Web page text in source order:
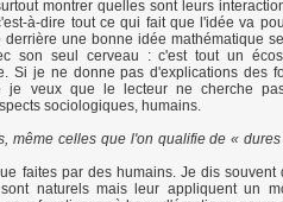
montrer quelles sont leurs
à-dire tout ce qui fait que l'idée va
une bonne idée mathématique
son seul cerveau : c'est tout un
Si je ne donne pas d'explications des
je veux que le lecteur ne cherche
sociologiques, humains.
même celles que l'on qualifie de «
faites par des humains. Je dis souvent
naturels mais leur appliquent un